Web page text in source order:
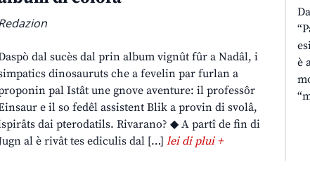
dal sucès dal prin album vignût fûr a Nadâl, i
dinosauruts che a fevelin par furlan a
pal Istât une gnove aventure: il professôr
e il so fedêl assistent Blik a provin di svolâ,
dai pterodatils. Rivarano? ◆ A partî de fin di
al è rivât tes ediculis dal […] lei di plui +
è